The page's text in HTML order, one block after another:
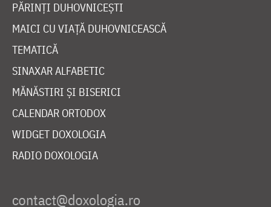
PĂRINȚI DUHOVNICEȘTI
MAICI CU VIAȚĂ DUHOVNICEASCĂ
TEMATICĂ
SINAXAR ALFABETIC
MĂNĂSTIRI ȘI BISERICI
CALENDAR ORTODOX
WIDGET DOXOLOGIA
RADIO DOXOLOGIA